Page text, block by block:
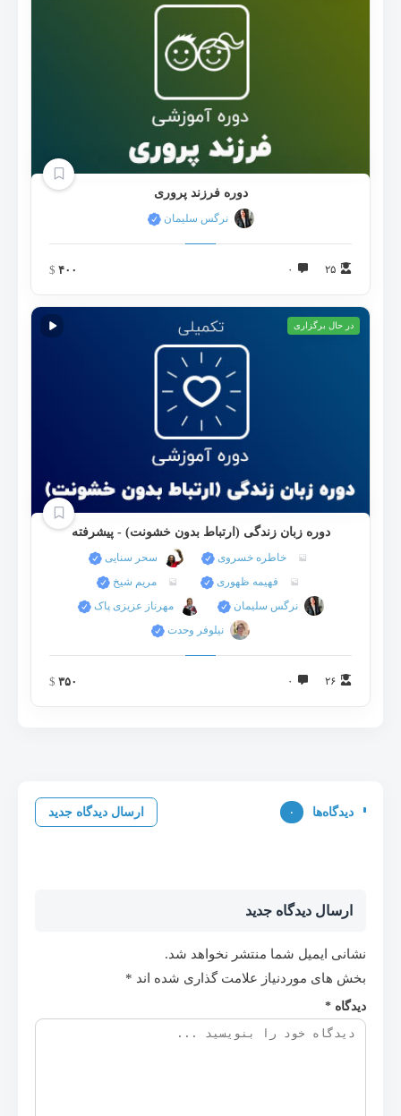
دوره فرزند پروری
نرگس سلیمان
۲۵ ۰ ۴۰۰ $
در حال برگزاری
دوره زبان زندگی (ارتباط بدون خشونت) - پیشرفته
خاطره خسروی
سحر سنايی
فهیمه ظهوری
مریم شیخ
نرگس سلیمان
مهرناز عزیزی پاک
نيلوفر وحدت
۲۶ ۰ ۳۵۰ $
دیدگاه‌ها ۰ ارسال دیدگاه جدید
ارسال دیدگاه جدید
نشانی ایمیل شما منتشر نخواهد شد.
بخش های موردنیاز علامت گذاری شده اند *
دیدگاه *